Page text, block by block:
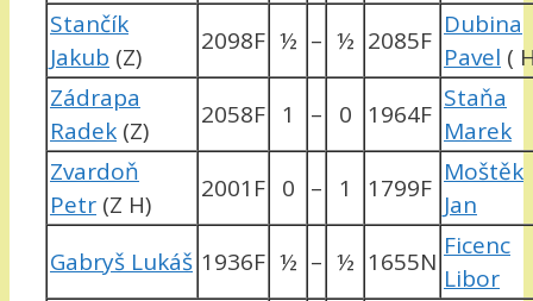
Stančík
Jakub (Z)
2098F ½ – ½ 2085F
Dubina
Pavel (
Zádrapa
Radek (Z)
2058F 1 – 0 1964F
Staňa
Marek
Zvardoň
Petr (Z H)
2001F 0 – 1 1799F
Moštěk
Jan
Gabryš Lukáš 1936F ½ – ½ 1655N
Ficenc
Libor